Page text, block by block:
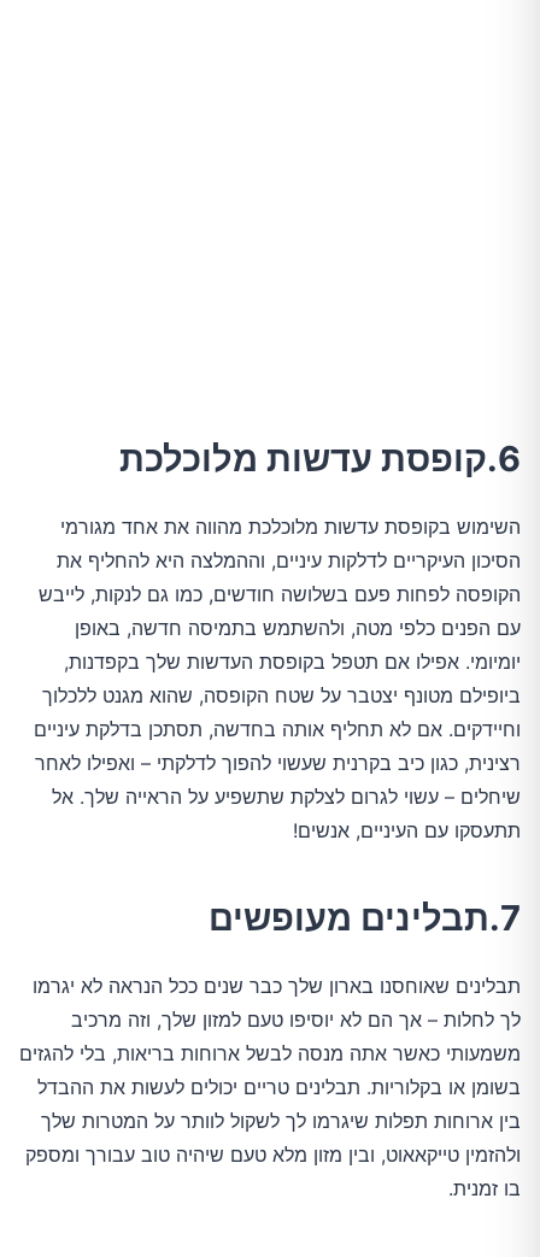
6.קופסת עדשות מלוכלכת
השימוש בקופסת עדשות מלוכלכת מהווה את אחד מגורמי
הסיכון העיקריים לדלקות עיניים, וההמלצה היא להחליף את
הקופסה לפחות פעם בשלושה חודשים, כמו גם לנקות, לייבש
עם הפנים כלפי מטה, ולהשתמש בתמיסה חדשה, באופן
יומיומי. אפילו אם תטפל בקופסת העדשות שלך בקפדנות,
ביופילם מטונף יצטבר על שטח הקופסה, שהוא מגנט ללכלוך
וחיידקים. אם לא תחליף אותה בחדשה, תסתכן בדלקת עיניים
רצינית, כגון כיב בקרנית שעשוי להפוך לדלקתי – ואפילו לאחר
שיחלים – עשוי לגרום לצלקת שתשפיע על הראייה שלך. אל
תתעסקו עם העיניים, אנשים!
7.תבלינים מעופשים
תבלינים שאוחסנו בארון שלך כבר שנים ככל הנראה לא יגרמו
לך לחלות – אך הם לא יוסיפו טעם למזון שלך, וזה מרכיב
משמעותי כאשר אתה מנסה לבשל ארוחות בריאות, בלי להגזים
בשומן או בקלוריות. תבלינים טריים יכולים לעשות את ההבדל
בין ארוחות תפלות שיגרמו לך לשקול לוותר על המטרות שלך
ולהזמין טייקאאוט, ובין מזון מלא טעם שיהיה טוב עבורך ומספק
בו זמנית.